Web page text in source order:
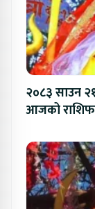
२०८३ साउन
आजको